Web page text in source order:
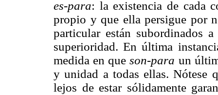
es-para: la existencia de cada
propio y que ella persigue por
particular están subordinados
superioridad. En última
medida en queson-para un
y unidad a todas ellas. Nótese
lejos de estar sólidamente